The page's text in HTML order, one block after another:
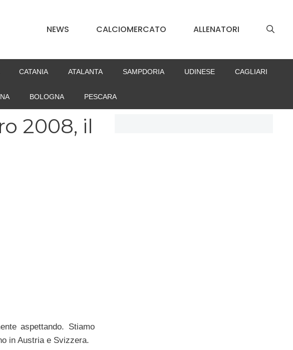
NEWS CALCIOMERCATO ALLENATORI
CATANIA ATALANTA SAMPDORIA UDINESE CAGLIARI
BOLOGNA PESCARA
2008, il
aspettando. Stiamo
in Austria e Svizzera.